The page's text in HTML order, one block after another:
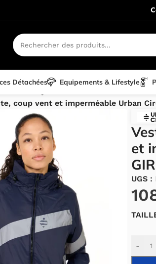
Détachées Equipements & Lifestyle
coup vent et imperméable Urban
et
UGS :
-